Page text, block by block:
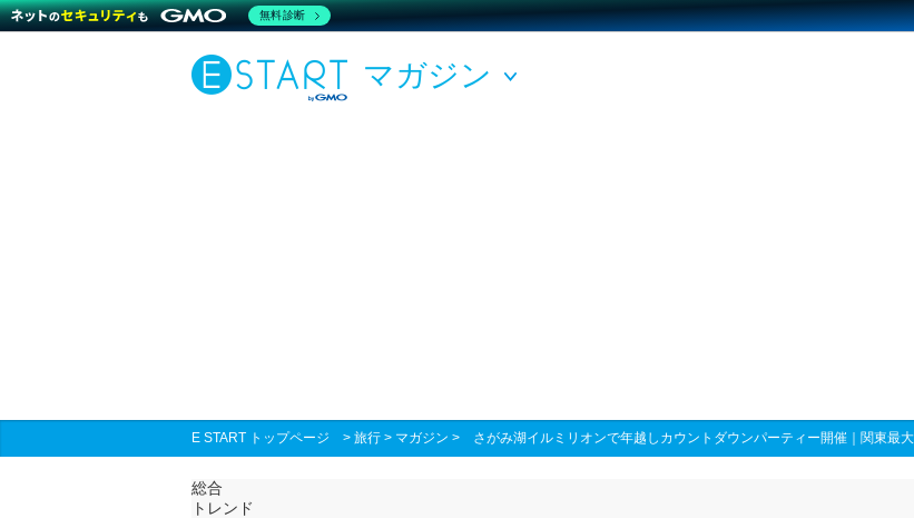
マガジン
E START トップページ > 旅行 > マガジン > さがみ湖イルミリオンで年越しカウントダウンパーティー開催｜関東最
総合
トレンド
無料診断